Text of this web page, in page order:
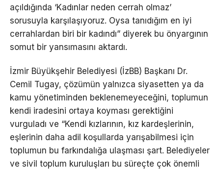
açıldığında ‘Kadınlar neden cerrah olmaz’
sorusuyla karşılaşıyoruz. Oysa tanıdığım en iyi
cerrahlardan biri bir kadındı” diyerek bu önyargının
somut bir yansımasını aktardı.
İzmir Büyükşehir Belediyesi (İzBB) Başkanı Dr.
Cemil Tugay, çözümün yalnızca siyasetten ya da
kamu yönetiminden beklenemeyeceğini, toplumun
kendi iradesini ortaya koyması gerektiğini
vurguladı ve “Kendi kızlarının, kız kardeşlerinin,
eşlerinin daha adil koşullarda yarışabilmesi için
toplumun bu farkındalığa ulaşması şart. Belediyeler
ve sivil toplum kuruluşları bu süreçte çok önemli